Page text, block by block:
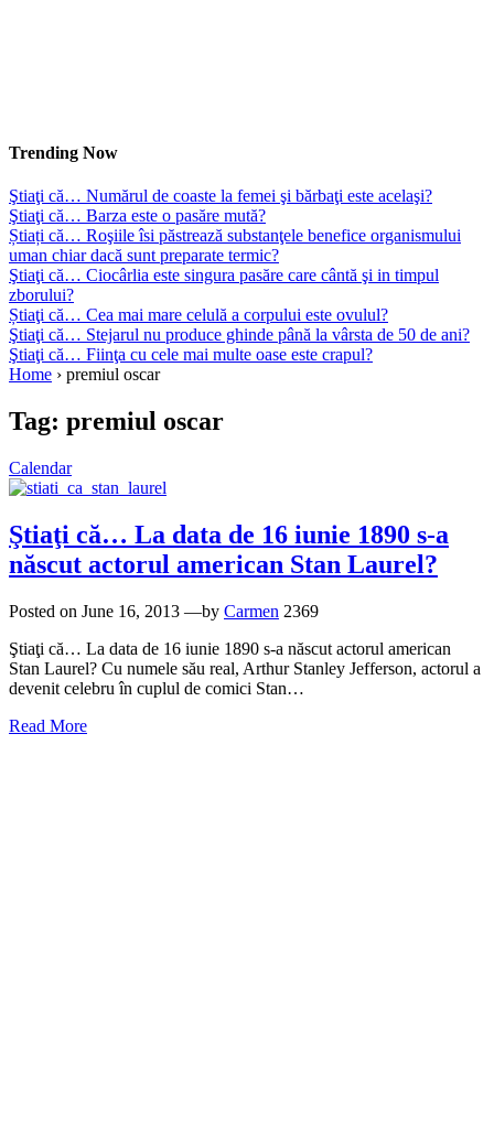
Trending Now
Ştiaţi că… Numărul de coaste la femei şi bărbaţi este acelaşi?
Ştiaţi că… Barza este o pasăre mută?
Știați că… Roşiile îsi păstrează substanţele benefice organismului
uman chiar dacă sunt preparate termic?
Ştiaţi că… Ciocârlia este singura pasăre care cântă şi in timpul
zborului?
Știaţi că… Cea mai mare celulă a corpului este ovulul?
Ştiaţi că… Stejarul nu produce ghinde până la vârsta de 50 de ani?
Ştiaţi că… Fiinţa cu cele mai multe oase este crapul?
Home › premiul oscar
Tag: premiul oscar
Calendar
Ştiaţi că… La data de 16 iunie 1890 s-a
născut actorul american Stan Laurel?
Posted on June 16, 2013 —by Carmen 2369
Ştiaţi că… La data de 16 iunie 1890 s-a născut actorul american
Stan Laurel? Cu numele său real, Arthur Stanley Jefferson, actorul a
devenit celebru în cuplul de comici Stan…
Read More